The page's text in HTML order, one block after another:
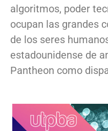
algoritmos, poder
ocupan las grandes
de los seres
estadounidense de
Pantheon como